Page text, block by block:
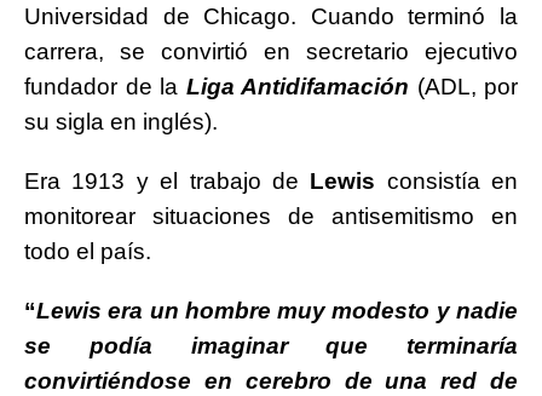
Universidad de Chicago. Cuando terminó la
carrera, se convirtió en secretario ejecutivo
fundador de la Liga Antidifamación (ADL, por
su sigla en inglés).
Era 1913 y el trabajo de Lewis consistía en
monitorear situaciones de antisemitismo en
todo el país.
“Lewis era un hombre muy modesto y nadie
se podía imaginar que terminaría
convirtiéndose en cerebro de una red de